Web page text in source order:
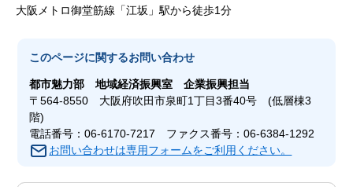
大阪メトロ御堂筋線「江坂」駅から徒歩1分
このページに関するお問い合わせ
都市魅力部地域経済振興室 企業振興担当
〒564-8550 大阪府吹田市泉町1丁目3番40号 (低層棟3
階)
電話番号：06-6170-7217 ファクス番号：06-6384-1292
お問い合わせは専用フォームをご利用ください。